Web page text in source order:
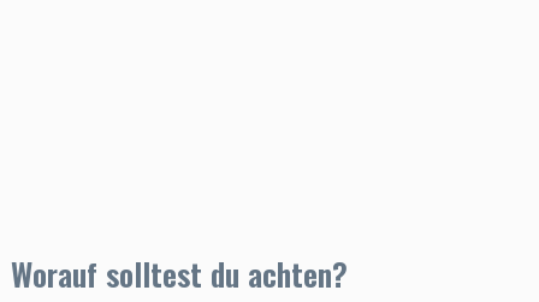
Worauf solltest du achten?